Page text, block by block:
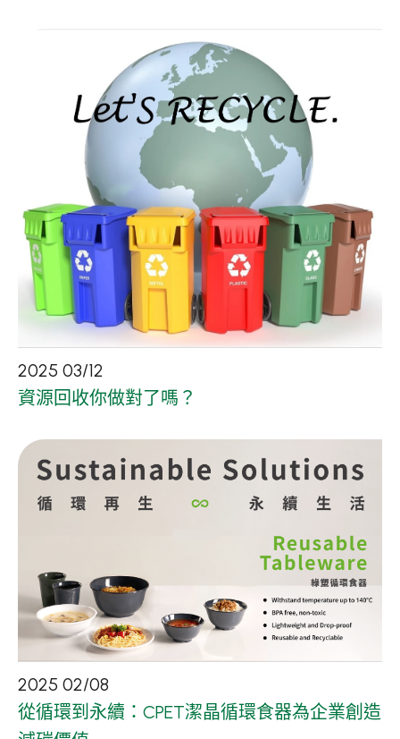
2025 03/12
資源回收你做對了嗎？
2025 02/08
從循環到永續：CPET潔晶循環食器為企業創造